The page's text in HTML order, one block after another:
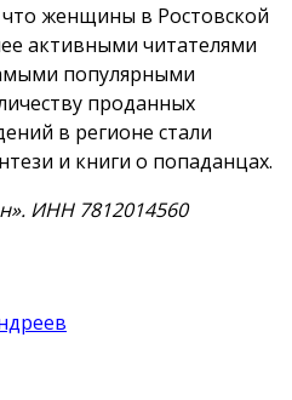
женщины в Ростовской
активными читателями
популярными
проданных
в регионе стали
и книги о попаданцах.
ИНН 7812014560